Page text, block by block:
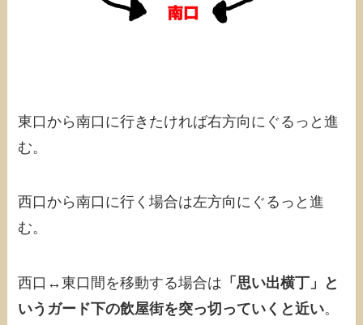
東口から南口に行きたければ右方向にぐるっと進
む。
西口から南口に行く場合は左方向にぐるっと進
む。
西口↔︎東口間を移動する場合は 「思い出横丁」と
いうガード下の飲屋街を突っ切っていくと近い。